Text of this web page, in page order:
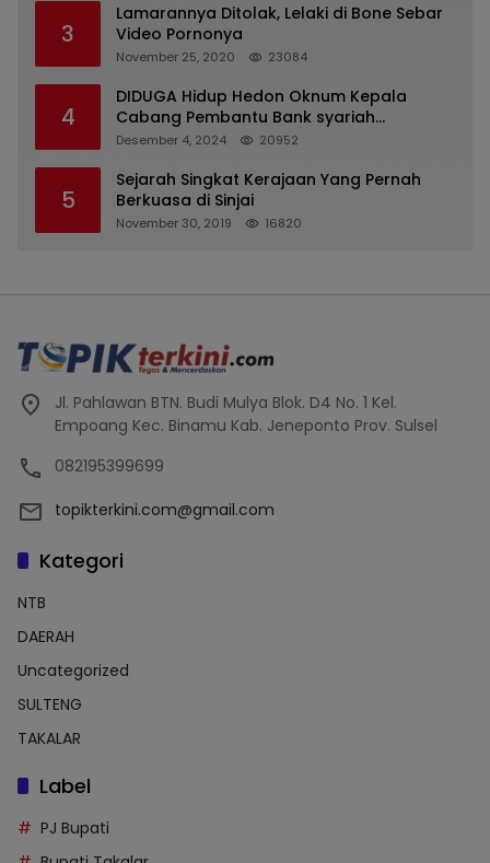
3
Lamarannya Ditolak, Lelaki di Bone Sebar
Video Pornonya
November 25, 2020 23084
4
DIDUGA Hidup Hedon Oknum Kepala
Cabang Pembantu Bank syariah
Indonesia Unit Hasan Basri di Banjarmasin
Milyaran Rupiah dan Bilyet Giro Tidak
Terdaftar, OJK Kalsel : Bertemu Tanggal 11
Desember 4, 2024 20952
5
Sejarah Singkat Kerajaan Yang Pernah
Berkuasa di Sinjai
November 30, 2019 16820
Jl. Pahlawan BTN. Budi Mulya Blok. D4 No. 1 Kel.
Empoang Kec. Binamu Kab. Jeneponto Prov. Sulsel
082195399699
topikterkini.com@gmail.com
Kategori
NTB
DAERAH
Uncategorized
SULTENG
TAKALAR
Label
PJ Bupati